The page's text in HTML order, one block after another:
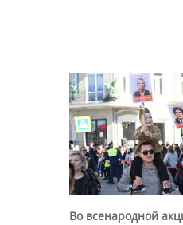
Во всенародной